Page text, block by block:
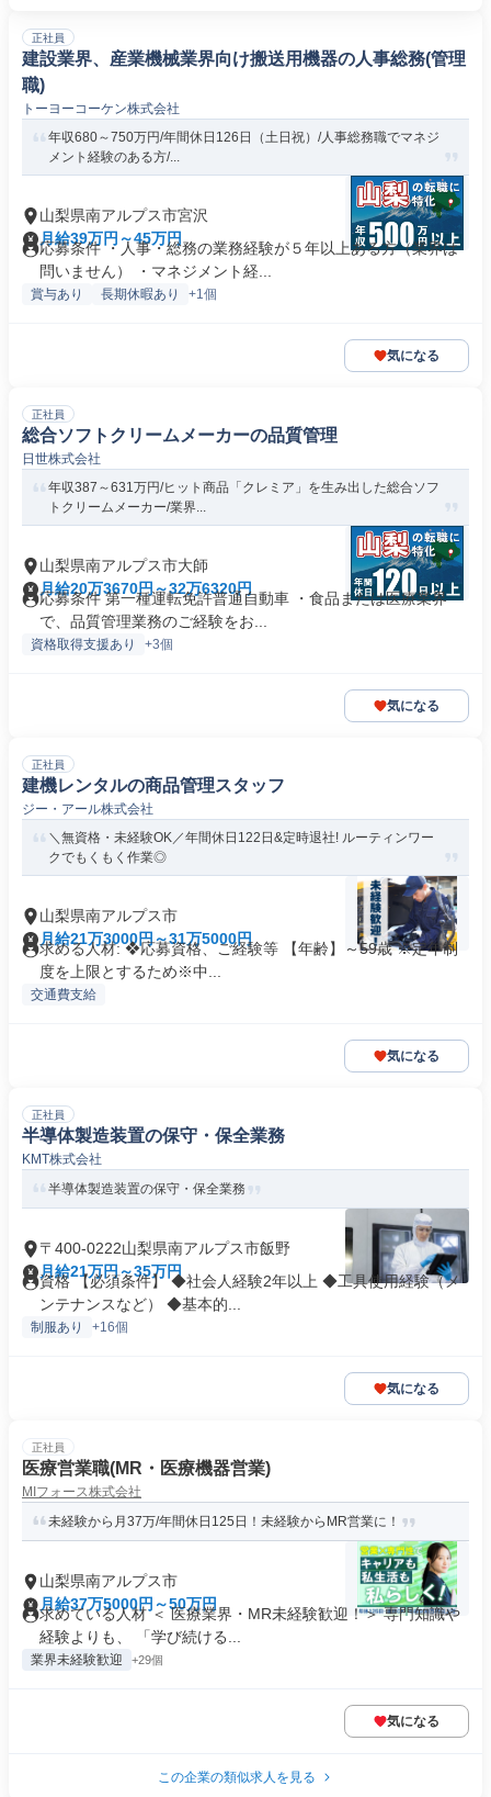
正社員
建設業界、産業機械業界向け搬送用機器の人事総務(管理
職)
トーヨーコーケン株式会社
年収680～750万円/年間休日126日（土日祝）/人事総務職でマネジ
メント経験のある方/...
山梨県南アルプス市宮沢
月給39万円～45万円
応募条件 ・人事・総務の業務経験が５年以上ある方（業界は
問いません） ・マネジメント経...
賞与あり 長期休暇あり +1個
気になる
正社員
総合ソフトクリームメーカーの品質管理
日世株式会社
年収387～631万円/ヒット商品「クレミア」を生み出した総合ソフ
トクリームメーカー/業界...
山梨県南アルプス市大師
月給20万3670円～32万6320円
応募条件 第一種運転免許普通自動車 ・食品または医療業界
で、品質管理業務のご経験をお...
資格取得支援あり +3個
気になる
正社員
建機レンタルの商品管理スタッフ
ジー・アール株式会社
＼無資格・未経験OK／年間休日122日&定時退社! ルーティンワー
クでもくもく作業◎
山梨県南アルプス市
月給21万3000円～31万5000円
求める人材: ❖応募資格、ご経験等 【年齢】～59歳 ※定年制
度を上限とするため※中...
交通費支給
気になる
正社員
半導体製造装置の保守・保全業務
KMT株式会社
半導体製造装置の保守・保全業務
〒400-0222山梨県南アルプス市飯野
月給21万円～35万円
資格 【必須条件】 ◆社会人経験2年以上 ◆工具使用経験（メ
ンテナンスなど） ◆基本的...
制服あり +16個
気になる
正社員
医療営業職(MR・医療機器営業)
MIフォース株式会社
未経験から月37万/年間休日125日！未経験からMR営業に！
山梨県南アルプス市
月給37万5000円～50万円
求めている人材 ＜ 医療業界・MR未経験歓迎！＞ 専門知識や
経験よりも、 「学び続ける...
業界未経験歓迎 +29個
気になる
この企業の類似求人を見る